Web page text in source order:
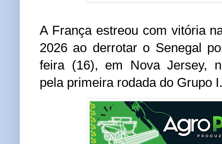
A França estreou com vitória
2026 ao derrotar o Senegal
feira (16), em Nova Jersey,
pela primeira rodada do Grupo I.